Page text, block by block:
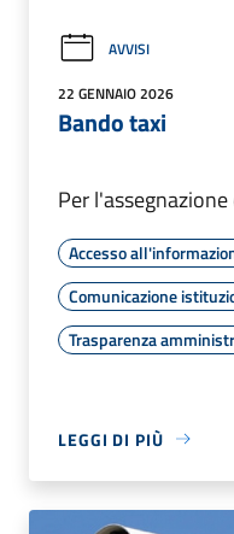
AVVISI
22 GENNAIO 2026
Bando taxi
Per
Accesso
Comunicazione
Trasparenza
LEGGI DI PIÙ